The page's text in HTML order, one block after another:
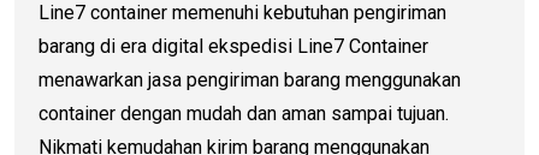
Line7 container memenuhi kebutuhan pengiriman
barang di era digital ekspedisi Line7 Container
menawarkan jasa pengiriman barang menggunakan
container dengan mudah dan aman sampai tujuan.
Nikmati kemudahan kirim barang menggunakan